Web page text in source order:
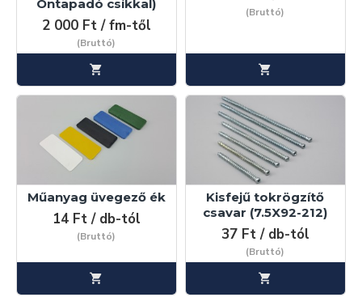
Öntapadó csíkkal)
2 000 Ft / fm-től
(Bruttó)
(Bruttó)
Műanyag üvegező ék
14 Ft / db-tól
(Bruttó)
Kisfejű tokrögzítő
csavar (7.5X92-212)
37 Ft / db-tól
(Bruttó)